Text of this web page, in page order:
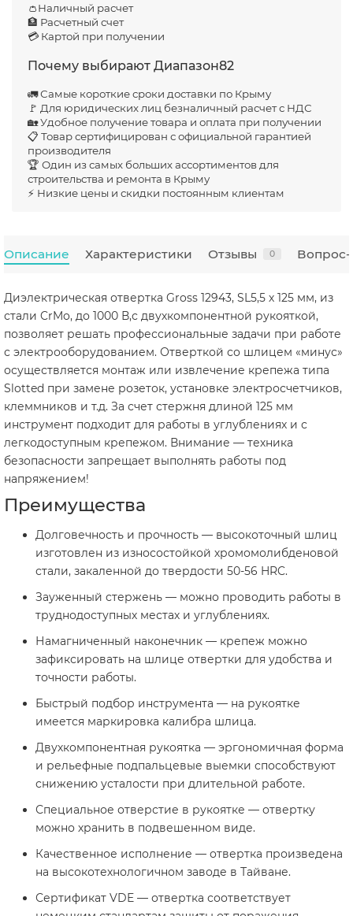
👛Наличный расчет
🏦 Расчетный счет
💳 Картой при получении
Почему выбирают Диапазон82
🚛 Самые короткие сроки доставки по Крыму
🚩 Для юридических лиц безналичный расчет с НДС
🏡 Удобное получение товара и оплата при получении
📋 Товар сертифицирован с официальной гарантией
производителя
🏆 Один из самых больших ассортиментов для
строительства и ремонта в Крыму
⚡ Низкие цены и скидки постоянным клиентам
Описание Характеристики Отзывы 0 Вопрос-
Диэлектрическая отвертка Gross 12943, SL5,5 х 125 мм, из
стали CrMo, до 1000 В,с двухкомпонентной рукояткой,
позволяет решать профессиональные задачи при работе
с электрооборудованием. Отверткой со шлицем «минус»
осуществляется монтаж или извлечение крепежа типа
Slotted при замене розеток, установке электросчетчиков,
клеммников и т.д. За счет стержня длиной 125 мм
инструмент подходит для работы в углублениях и с
легкодоступным крепежом. Внимание — техника
безопасности запрещает выполнять работы под
напряжением!
Преимущества
Долговечность и прочность — высокоточный шлиц
изготовлен из износостойкой хромомолибденовой
стали, закаленной до твердости 50-56 HRC.
Зауженный стержень — можно проводить работы в
труднодоступных местах и углублениях.
Намагниченный наконечник — крепеж можно
зафиксировать на шлице отвертки для удобства и
точности работы.
Быстрый подбор инструмента — на рукоятке
имеется маркировка калибра шлица.
Двухкомпонентная рукоятка — эргономичная форма
и рельефные подпальцевые выемки способствуют
снижению усталости при длительной работе.
Специальное отверстие в рукоятке — отвертку
можно хранить в подвешенном виде.
Качественное исполнение — отвертка произведена
на высокотехнологичном заводе в Тайване.
Сертификат VDE — отвертка соответствует